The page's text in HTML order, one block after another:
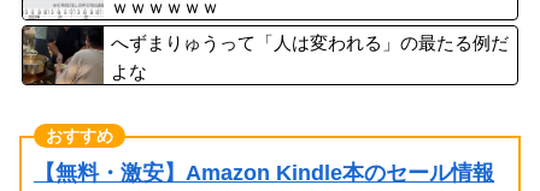
ｗｗｗｗｗｗ
へずまりゅうって「人は変われる」の最たる例だ
よな
【無料・激安】Amazon Kindle本のセール情報